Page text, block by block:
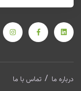
درباره ما تماس با ما